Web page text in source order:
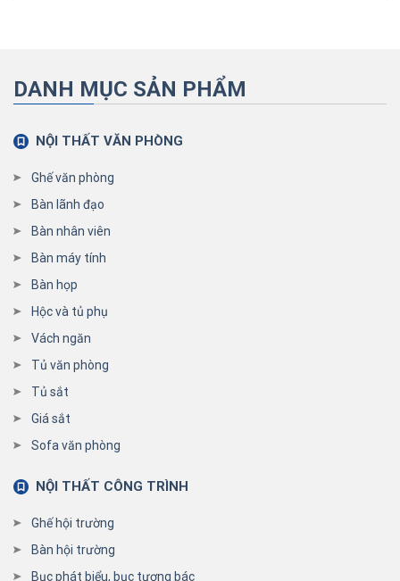
DANH MỤC SẢN PHẨM
NỘI THẤT VĂN PHÒNG
Ghế văn phòng
Bàn lãnh đạo
Bàn nhân viên
Bàn máy tính
Bàn họp
Hộc và tủ phụ
Vách ngăn
Tủ văn phòng
Tủ sắt
Giá sắt
Sofa văn phòng
NỘI THẤT CÔNG TRÌNH
Ghế hội trường
Bàn hội trường
Bục phát biểu, bục tượng bác